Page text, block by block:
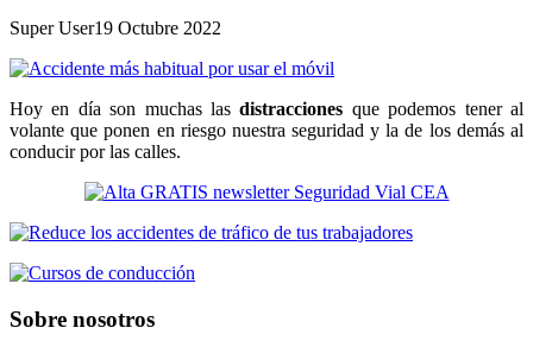
Super User19 Octubre 2022
Hoy en día son muchas lasdistracciones que podemos tener al
volante que ponen en riesgo nuestra seguridad y la de los demás al
conducir por las calles.
Sobre nosotros